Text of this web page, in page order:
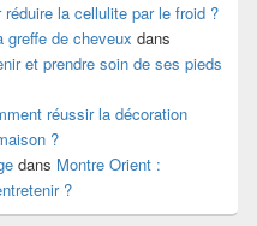
la cellulite par le froid ?
greffe de cheveux dans
et prendre soin de ses pieds
réussir la décoration
?
dans Montre Orient :
?